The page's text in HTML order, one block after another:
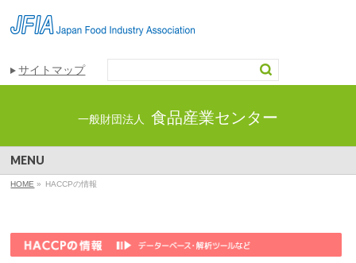
サイトマップ
一般財団法人 食品産業センター
MENU
HOME » HACCPの情報